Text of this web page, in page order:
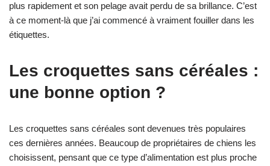
plus rapidement et son pelage avait perdu de sa brillance. C’est
à ce moment-là que j’ai commencé à vraiment fouiller dans les
étiquettes.
Les croquettes sans céréales :
une bonne option ?
Les croquettes sans céréales sont devenues très populaires
ces dernières années. Beaucoup de propriétaires de chiens les
choisissent, pensant que ce type d’alimentation est plus proche